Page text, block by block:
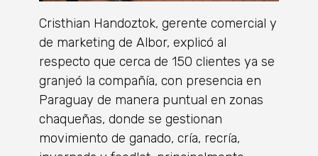
Cristhian Handoztok, gerente comercial y
de marketing de Albor, explicó al
respecto que cerca de 150 clientes ya se
granjeó la compañía, con presencia en
Paraguay de manera puntual en zonas
chaqueñas, donde se gestionan
movimiento de ganado, cría, recría,